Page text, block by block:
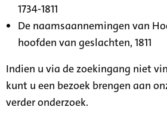
1734-1811
De naamsaannemingen van
hoofden van geslachten, 1811
Indien u via de zoekingang niet
kunt u een bezoek brengen aan
verder onderzoek.